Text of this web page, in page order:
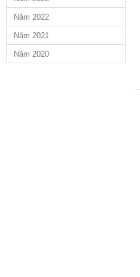
Năm 2022
Năm 2021
Năm 2020